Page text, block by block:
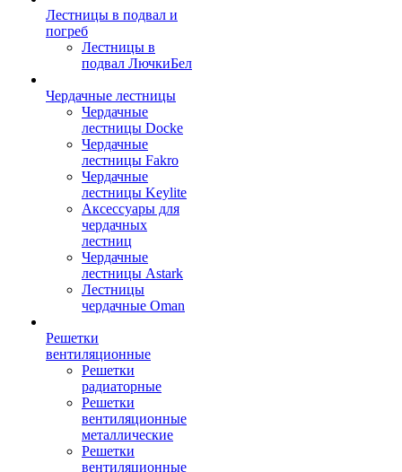
Лестницы в подвал и
погреб
Лестницы в
подвал ЛючкиБел
Чердачные лестницы
Чердачные
лестницы Docke
Чердачные
лестницы Fakro
Чердачные
лестницы Keylite
Аксессуары для
чердачных
лестниц
Чердачные
лестницы Astark
Лестницы
чердачные Oman
Решетки
вентиляционные
Решетки
радиаторные
Решетки
вентиляционные
металлические
Решетки
вентиляционные